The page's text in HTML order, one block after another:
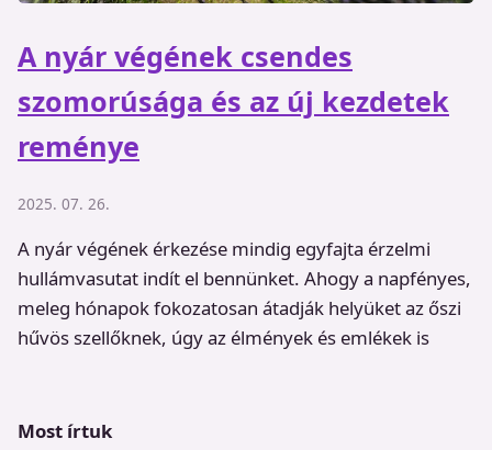
A nyár végének csendes
szomorúsága és az új kezdetek
reménye
2025. 07. 26.
A nyár végének érkezése mindig egyfajta érzelmi
hullámvasutat indít el bennünket. Ahogy a napfényes,
meleg hónapok fokozatosan átadják helyüket az őszi
hűvös szellőknek, úgy az élmények és emlékek is
Most írtuk